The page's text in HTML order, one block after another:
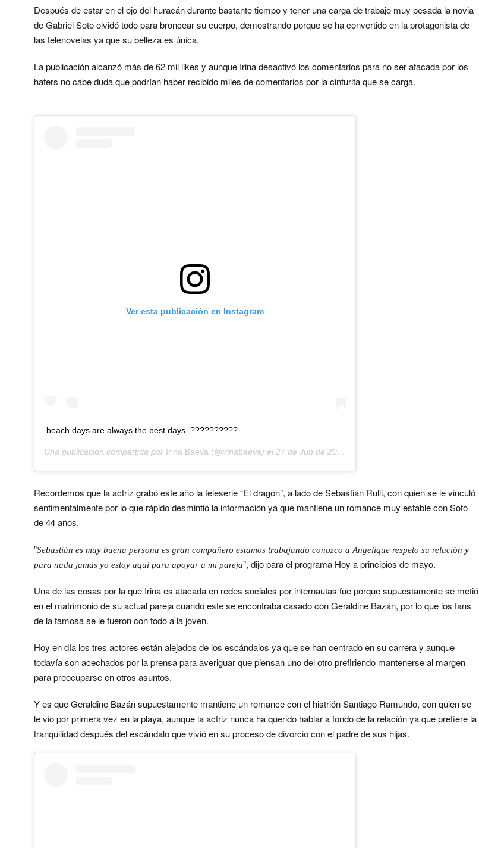
Después de estar en el ojo del huracán durante bastante tiempo y tener una carga de trabajo muy pesada la novia
de Gabriel Soto olvidó todo para broncear su cuerpo, demostrando porque se ha convertido en la protagonista de
las telenovelas ya que su belleza es única.
La publicación alcanzó más de 62 mil likes y aunque Irina desactivó los comentarios para no ser atacada por los
haters no cabe duda que podrían haber recibido miles de comentarios por la cinturita que se carga.
Ver esta publicación en Instagram
beach days are always the best days. ??????????
Una publicación compartida por Irina Baeva (@irinabaeva) el27 de Jun de 2019 a las 4:41 PDT
Recordemos que la actriz grabó este año la teleserie “El dragón”, a lado de Sebastián Rulli, con quien se le vinculó
sentimentalmente por lo que rápido desmintió la información ya que mantiene un romance muy estable con Soto
de 44 años.
"Sebastián es muy buena persona es gran compañero estamos trabajando conozco a Angelique respeto su relación y
para nada jamás yo estoy aquí para apoyar a mí pareja", dijo para el programa Hoy a principios de mayo.
Una de las cosas por la que Irina es atacada en redes sociales por internautas fue porque supuestamente se metió
en el matrimonio de su actual pareja cuando este se encontraba casado con Geraldine Bazán, por lo que los fans
de la famosa se le fueron con todo a la joven.
Hoy en día los tres actores están alejados de los escándalos ya que se han centrado en su carrera y aunque
todavía son acechados por la prensa para averiguar que piensan uno del otro prefiriendo mantenerse al margen
para preocuparse en otros asuntos.
Y es que Geraldine Bazán supuestamente mantiene un romance con el histrión Santiago Ramundo, con quien se
le vio por primera vez en la playa, aunque la actriz nunca ha querido hablar a fondo de la relación ya que prefiere la
tranquilidad después del escándalo que vivió en su proceso de divorcio con el padre de sus hijas.